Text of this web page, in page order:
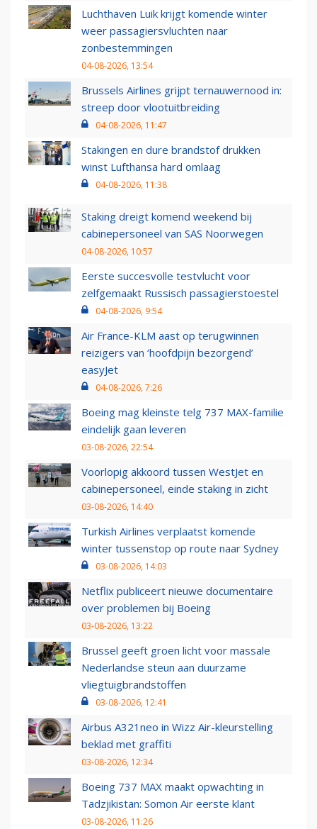
Luchthaven Luik krijgt komende winter
weer passagiersvluchten naar
zonbestemmingen
04-08-2026, 13:54
Brussels Airlines grijpt ternauwernood in:
streep door vlootuitbreiding
04-08-2026, 11:47
Stakingen en dure brandstof drukken
winst Lufthansa hard omlaag
04-08-2026, 11:38
Staking dreigt komend weekend bij
cabinepersoneel van SAS Noorwegen
04-08-2026, 10:57
Eerste succesvolle testvlucht voor
zelfgemaakt Russisch passagierstoestel
04-08-2026, 9:54
Air France-KLM aast op terugwinnen
reizigers van ‘hoofdpijn bezorgend’
easyJet
04-08-2026, 7:26
Boeing mag kleinste telg 737 MAX-familie
eindelijk gaan leveren
03-08-2026, 22:54
Voorlopig akkoord tussen WestJet en
cabinepersoneel, einde staking in zicht
03-08-2026, 14:40
Turkish Airlines verplaatst komende
winter tussenstop op route naar Sydney
03-08-2026, 14:03
Netflix publiceert nieuwe documentaire
over problemen bij Boeing
03-08-2026, 13:22
Brussel geeft groen licht voor massale
Nederlandse steun aan duurzame
vliegtuigbrandstoffen
03-08-2026, 12:41
Airbus A321neo in Wizz Air-kleurstelling
beklad met graffiti
03-08-2026, 12:34
Boeing 737 MAX maakt opwachting in
Tadzjikistan: Somon Air eerste klant
03-08-2026, 11:26